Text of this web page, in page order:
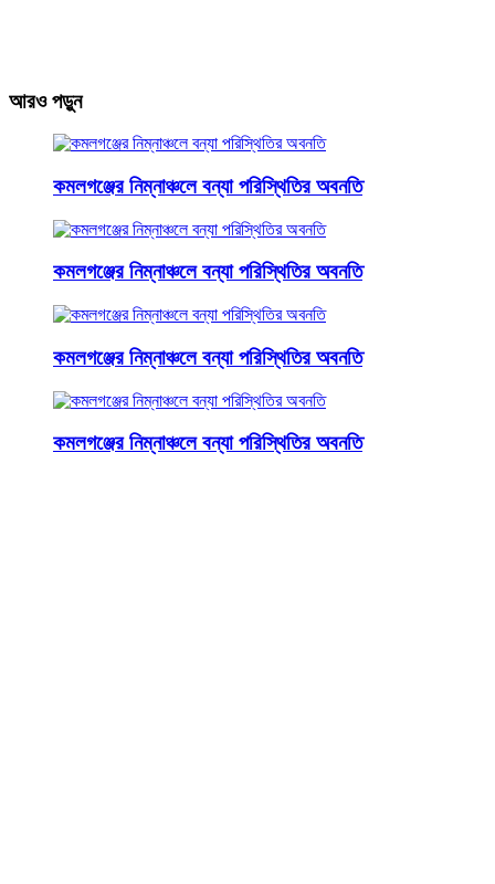
আরও পড়ুন
কমলগঞ্জের নিম্নাঞ্চলে বন্যা পরিস্থিতির অবনতি
কমলগঞ্জের নিম্নাঞ্চলে বন্যা পরিস্থিতির অবনতি
কমলগঞ্জের নিম্নাঞ্চলে বন্যা পরিস্থিতির অবনতি
কমলগঞ্জের নিম্নাঞ্চলে বন্যা পরিস্থিতির অবনতি